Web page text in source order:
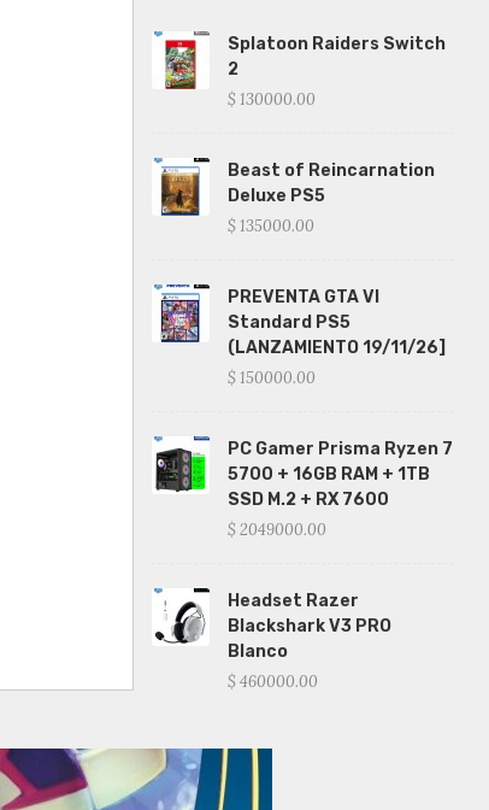
Splatoon Raiders Switch
2
$ 130000.00
Beast of Reincarnation
Deluxe PS5
$ 135000.00
PREVENTA GTA VI
Standard PS5
(LANZAMIENTO 19/11/26]
$ 150000.00
PC Gamer Prisma Ryzen 7
5700 + 16GB RAM + 1TB
SSD M.2 + RX 7600
$ 2049000.00
Headset Razer
Blackshark V3 PRO
Blanco
$ 460000.00